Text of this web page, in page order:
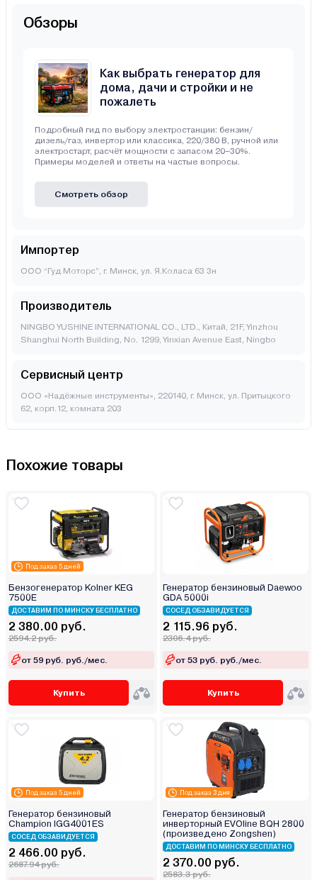
Обзоры
Как выбрать генератор для
дома, дачи и стройки и не
пожалеть
Подробный гид по выбору электростанции: бензин/
дизель/газ, инвертор или классика, 220/380 В, ручной или
электростарт, расчёт мощности с запасом 20–30%.
Примеры моделей и ответы на частые вопросы.
Смотреть обзор
Импортер
ООО “Гуд Моторс”, г. Минск, ул. Я.Коласа 63 3н
Производитель
NINGBO YUSHINE INTERNATIONAL CO., LTD., Китай, 21F, Yinzhou
Shanghui North Building, No. 1299, Yinxian Avenue East, Ningbo
Сервисный центр
ООО «Надёжные инструменты», 220140, г. Минск, ул. Притыцкого
62, корп.12, комната 203
Похожие товары
Под заказ 5 дней
Бензогенератор Kolner KEG
7500E
ДОСТАВИМ ПО МИНСКУ БЕСПЛАТНО
2 380.00 руб.
2594.2 руб.
от 59 руб. руб./мес.
Купить
Генератор бензиновый Daewoo
GDA 5000i
СОСЕД ОБЗАВИДУЕТСЯ
2 115.96 руб.
2306.4 руб.
от 53 руб. руб./мес.
Купить
Под заказ 5 дней
Генератор бензиновый
Champion IGG4001ES
СОСЕД ОБЗАВИДУЕТСЯ
2 466.00 руб.
2687.94 руб.
Под заказ 3 дня
Генератор бензиновый
инверторный EVOline BQH 2800
(произведено Zongshen)
ДОСТАВИМ ПО МИНСКУ БЕСПЛАТНО
2 370.00 руб.
2583.3 руб.